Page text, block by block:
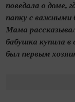
поведала о доме,
папку с важными
Мама
бабушка купила
был первым